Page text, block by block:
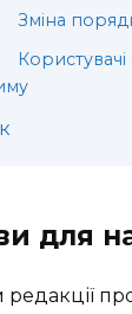
Зміна
для